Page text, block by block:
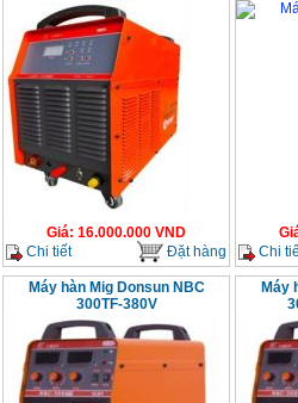
Giá: 16.000.000 VND
Chi tiết
Đặt hàng
Chi
Máy hàn Mig Donsun NBC
300TF-380V
Máy